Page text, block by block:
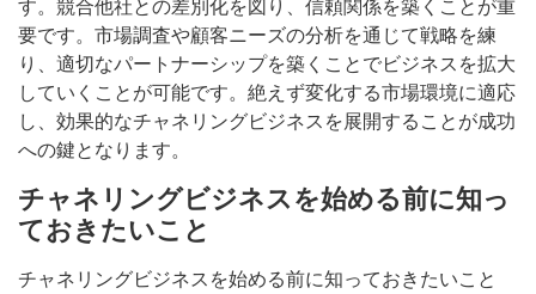
す。競合他社との差別化を図り、信頼関係を築くことが重
要です。市場調査や顧客ニーズの分析を通じて戦略を練
り、適切なパートナーシップを築くことでビジネスを拡大
していくことが可能です。絶えず変化する市場環境に適応
し、効果的なチャネリングビジネスを展開することが成功
への鍵となります。
チャネリングビジネスを始める前に知っ
ておきたいこと
チャネリングビジネスを始める前に知っておきたいこと